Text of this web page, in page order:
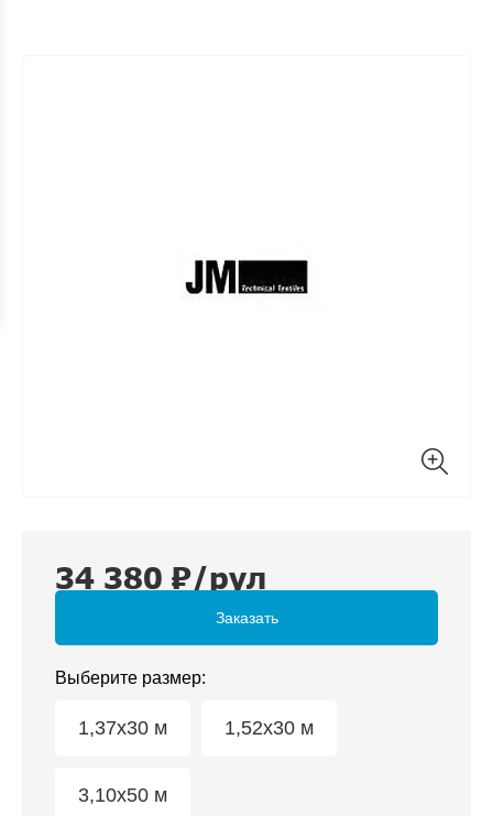
34 380 ₽/рул
Заказать
Выберите размер:
1,37x30 м 1,52x30 м
3,10x50 м